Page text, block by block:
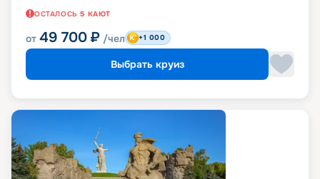
ОСТАЛОСЬ 5 КАЮТ
от 49 700 ₽ /чел +1 000
Выбрать круиз